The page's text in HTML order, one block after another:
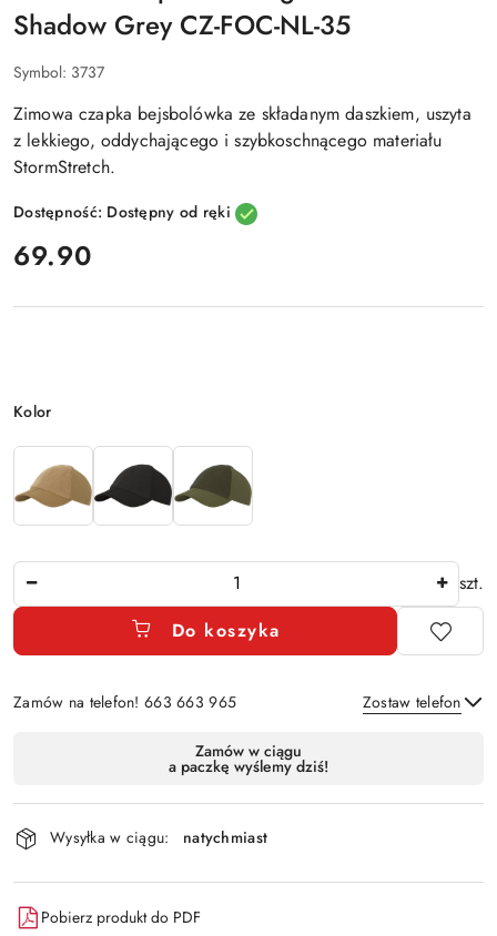
Shadow Grey CZ-FOC-NL-35
Symbol: 3737
Zimowa czapka bejsbolówka ze składanym daszkiem, uszyta
z lekkiego, oddychającego i szybkoschnącego materiału
StormStretch.
Dostępność: Dostępny od ręki
cena:
69.90
Wariant
Kolor
szt.
Do koszyka
Zamów na telefon! 663 663 965 Zostaw telefon
Wyślij
dostawa
Zamów w ciągu
a paczkę wyślemy dziś!
Wysyłka w ciągu: natychmiast
Pobierz produkt do PDF